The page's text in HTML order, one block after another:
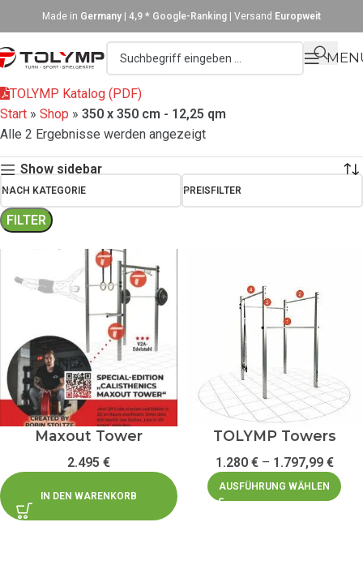
Made in Germany 4,9 * Google-Ranking | Versand Europweit
TOLYMP Katalog (PDF)
Start » Shop » 350 x 350 cm - 12,25 qm
Alle 2 Ergebnisse werden angezeigt
Show sidebar
NACH KATEGORIE PREISFILTER
FILTER
Maxout Tower
2.495 €
IN DEN WARENKORB
TOLYMP Towers
1.280 €– 1.797,99 €
AUSFÜHRUNG WÄHLEN